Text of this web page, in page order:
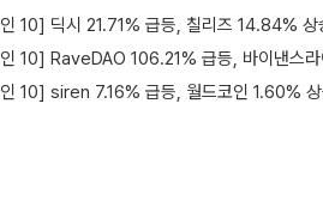
10] 딕시 21.71% 급등, 칠리즈 14.84% 상
10] RaveDAO 106.21% 급등, 바이낸스
10] siren 7.16% 급등, 월드코인 1.60% 상